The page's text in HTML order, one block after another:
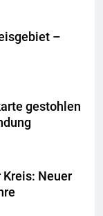
–
gestohlen
Kreis: Neuer